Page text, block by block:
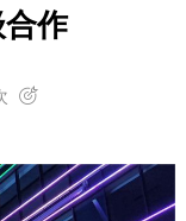
作
